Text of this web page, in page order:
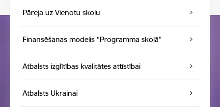
Pāreja uz Vienotu skolu
Finansēšanas modelis “Programma skolā”
Atbalsts izglītības kvalitātes attīstībai
Atbalsts Ukrainai